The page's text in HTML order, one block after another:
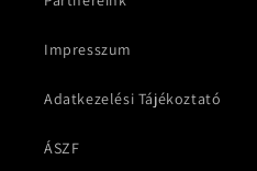
Impresszum
Adatkezelési Tájékoztató
ÁSZF